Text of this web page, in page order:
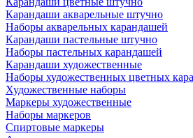
Карандаши акварельные штучно
Наборы акварельных карандашей
Карандаши пастельные штучно
Наборы пастельных карандашей
Карандаши художественные
Наборы художественных цветных
Художественные наборы
Маркеры художественные
Наборы маркеров
Спиртовые маркеры